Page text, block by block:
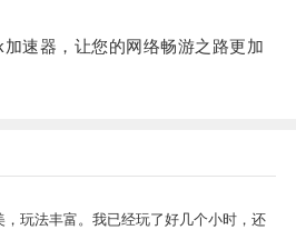
器，让您的网络畅游之路更加
玩法丰富。我已经玩了好几个小时，还